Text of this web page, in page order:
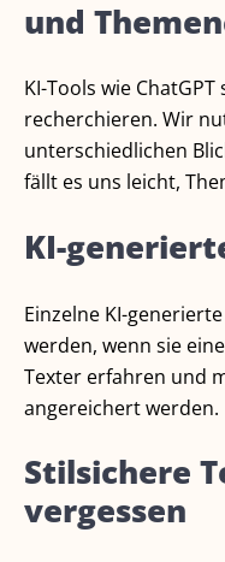
und
KI-Tools wie
recherchieren. Wir
unterschiedlichen
fällt es uns leicht,
KI-
Einzelne KI-
werden, wenn sie
Texter erfahren und
angereichert werden.
Stilsichere
vergessen